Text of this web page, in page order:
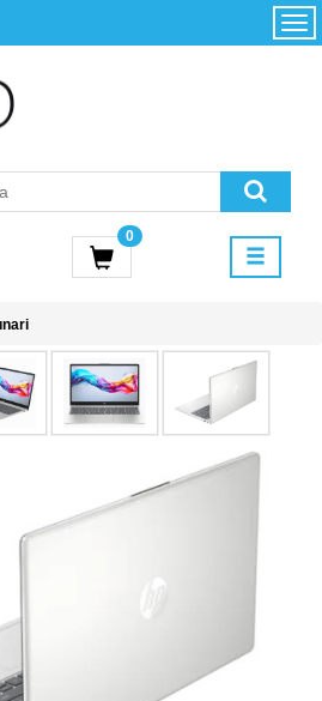
0
Početna
korišćenja i
PoweredByAsus